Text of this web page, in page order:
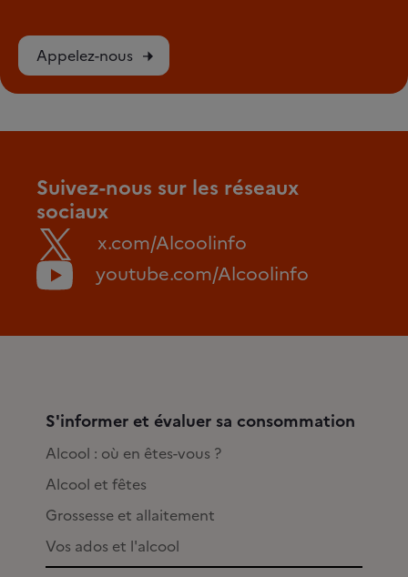
Appelez-nous
Suivez-nous sur les réseaux
sociaux
x.com/Alcoolinfo
youtube.com/Alcoolinfo
S'informer et évaluer sa consommation
Alcool : où en êtes-vous ?
Alcool et fêtes
Grossesse et allaitement
Vos ados et l'alcool